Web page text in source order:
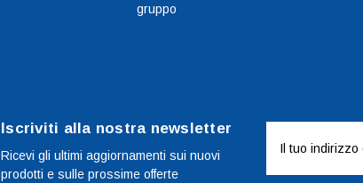
gruppo
Iscriviti alla nostra newsletter
Ricevi gli ultimi aggiornamenti sui nuovi
prodotti e sulle prossime offerte
mail